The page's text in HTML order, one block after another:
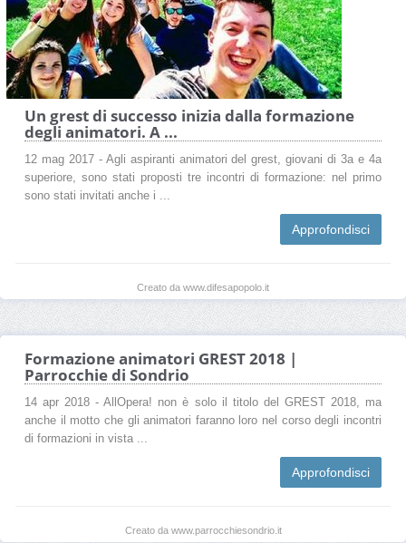
Un grest di successo inizia dalla formazione
degli animatori. A ...
12 mag 2017 - Agli aspiranti animatori del grest, giovani di 3a e 4a
superiore, sono stati proposti tre incontri di formazione: nel primo
sono stati invitati anche i ...
Approfondisci
Creato da www.difesapopolo.it
Formazione animatori GREST 2018 |
Parrocchie di Sondrio
14 apr 2018 - AllOpera! non è solo il titolo del GREST 2018, ma
anche il motto che gli animatori faranno loro nel corso degli incontri
di formazioni in vista ...
Approfondisci
Creato da www.parrocchiesondrio.it